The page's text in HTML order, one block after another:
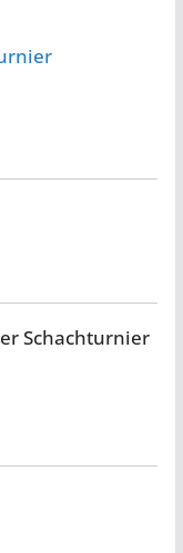
Schachturnier